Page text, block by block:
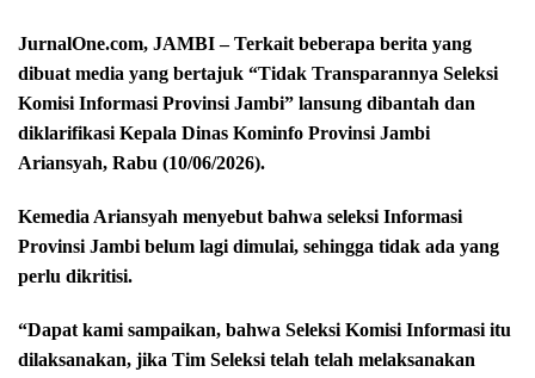
JurnalOne.com, JAMBI – Terkait beberapa berita yang
dibuat media yang bertajuk “Tidak Transparannya Seleksi
Komisi Informasi Provinsi Jambi” lansung dibantah dan
diklarifikasi Kepala Dinas Kominfo Provinsi Jambi
Ariansyah, Rabu (10/06/2026).
Kemedia Ariansyah menyebut bahwa seleksi Informasi
Provinsi Jambi belum lagi dimulai, sehingga tidak ada yang
perlu dikritisi.
“Dapat kami sampaikan, bahwa Seleksi Komisi Informasi itu
dilaksanakan, jika Tim Seleksi telah telah melaksanakan